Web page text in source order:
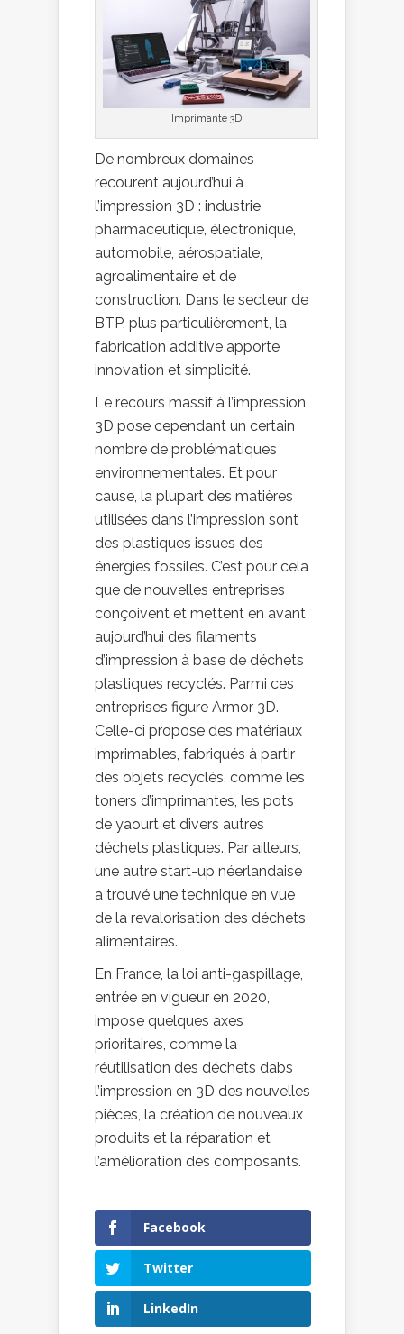
Imprimante 3D
De nombreux domaines
recourent aujourd’hui à
l’impression 3D : industrie
pharmaceutique, électronique,
automobile, aérospatiale,
agroalimentaire et de
construction. Dans le secteur de
BTP, plus particulièrement, la
fabrication additive apporte
innovation et simplicité.
Le recours massif à l’impression
3D pose cependant un certain
nombre de problématiques
environnementales. Et pour
cause, la plupart des matières
utilisées dans l’impression sont
des plastiques issues des
énergies fossiles. C’est pour cela
que de nouvelles entreprises
conçoivent et mettent en avant
aujourd’hui des filaments
d’impression à base de déchets
plastiques recyclés. Parmi ces
entreprises figure Armor 3D.
Celle-ci propose des matériaux
imprimables, fabriqués à partir
des objets recyclés, comme les
toners d’imprimantes, les pots
de yaourt et divers autres
déchets plastiques. Par ailleurs,
une autre start-up néerlandaise
a trouvé une technique en vue
de la revalorisation des déchets
alimentaires.
En France, la loi anti-gaspillage,
entrée en vigueur en 2020,
impose quelques axes
prioritaires, comme la
réutilisation des déchets dabs
l’impression en 3D des nouvelles
pièces, la création de nouveaux
produits et la réparation et
l’amélioration des composants.
Facebook
Twitter
LinkedIn